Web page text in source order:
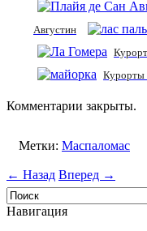
Августин
Комментарии закрыты.
Метки: Маспаломас
← Назад Вперед →
Навигация